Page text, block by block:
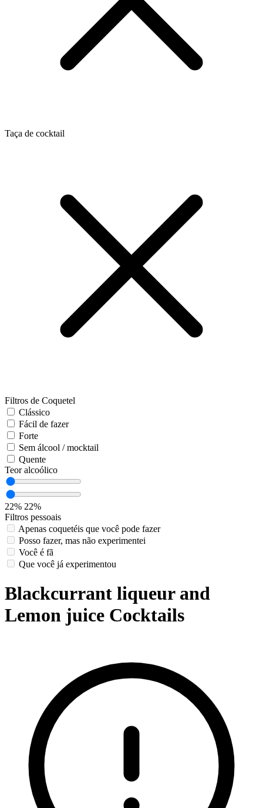
Taça de cocktail
Filtros de Coquetel
Clássico
Fácil de fazer
Forte
Sem álcool / mocktail
Quente
Teor alcoólico
22% 22%
Filtros pessoais
Apenas coquetéis que você pode fazer
Posso fazer, mas não experimentei
Você é fã
Que você já experimentou
Blackcurrant liqueur and
Lemon juice Cocktails